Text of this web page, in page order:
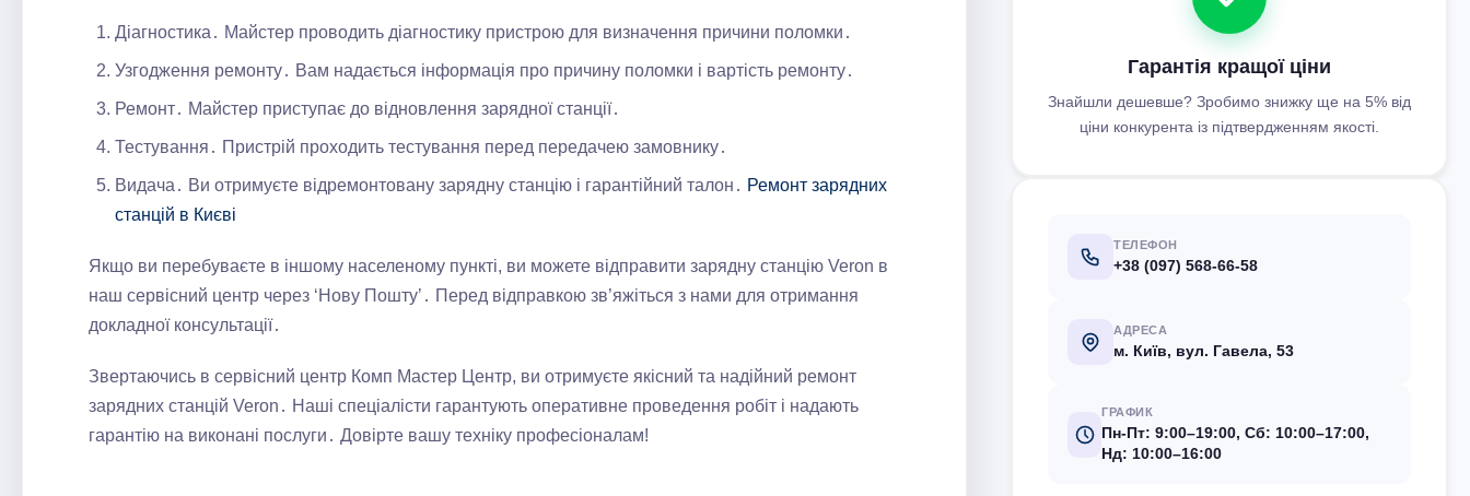
Діагностика․ Майстер проводить діагностику пристрою для визначення причини поломки․
Узгодження ремонту․ Вам надається інформація про причину поломки і вартість ремонту․
Ремонт․ Майстер приступає до відновлення зарядної станції․
Тестування․ Пристрій проходить тестування перед передачею замовнику․
Видача․ Ви отримуєте відремонтовану зарядну станцію і гарантійний талон․ Ремонт зарядних
станцій в Києві
Якщо ви перебуваєте в іншому населеному пункті, ви можете відправити зарядну станцію Veron в
наш сервісний центр через ‘Нову Пошту’․ Перед відправкою зв’яжіться з нами для отримання
докладної консультації․
Звертаючись в сервісний центр Комп Мастер Центр, ви отримуєте якісний та надійний ремонт
зарядних станцій Veron․ Наші спеціалісти гарантують оперативне проведення робіт і надають
гарантію на виконані послуги․ Довірте вашу техніку професіоналам!​
Гарантія кращої ціни
Знайшли дешевше? Зробимо знижку ще на 5% від
ціни конкурента із підтвердженням якості.
ТЕЛЕФОН
+38 (097) 568-66-58
АДРЕСА
м. Київ, вул. Гавела, 53
ГРАФИК
Пн-Пт: 9:00–19:00, Сб: 10:00–17:00,
Нд: 10:00–16:00